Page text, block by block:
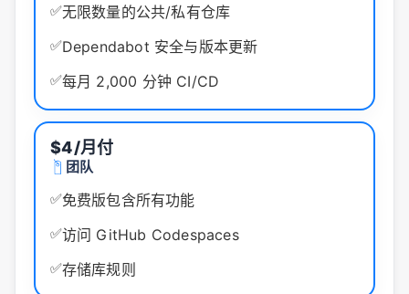
✅无限数量的公共/私有仓库
✅Dependabot 安全与版本更新
✅每月 2,000 分钟 CI/CD
$4/月付
团队
✅免费版包含所有功能
✅访问 GitHub Codespaces
✅存储库规则